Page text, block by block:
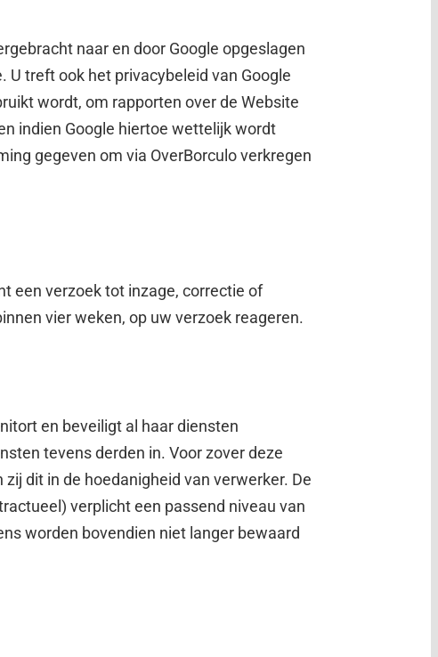
naar en door Google opgeslagen
U treft ook het privacybeleid van Google
wordt, om rapporten over de Website
indien Google hiertoe wettelijk wordt
gegeven om via OverBorculo verkregen
een verzoek tot inzage, correctie of
vier weken, op uw verzoek reageren.
en beveiligt al haar diensten
tevens derden in. Voor zover deze
dit in de hoedanigheid van verwerker. De
verplicht een passend niveau van
worden bovendien niet langer bewaard